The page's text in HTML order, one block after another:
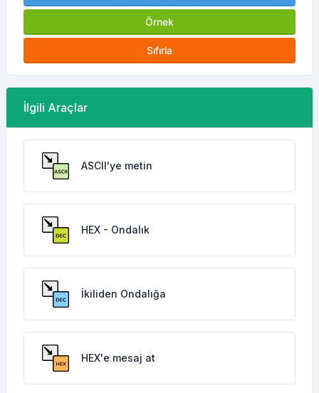
Örnek
Sıfırla
İlgili Araçlar
ASCII'ye metin
HEX - Ondalık
İkiliden Ondalığa
HEX'e mesaj at